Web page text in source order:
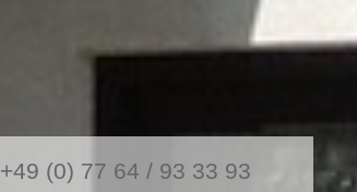
+49 (0) 77 64 / 93 33 93